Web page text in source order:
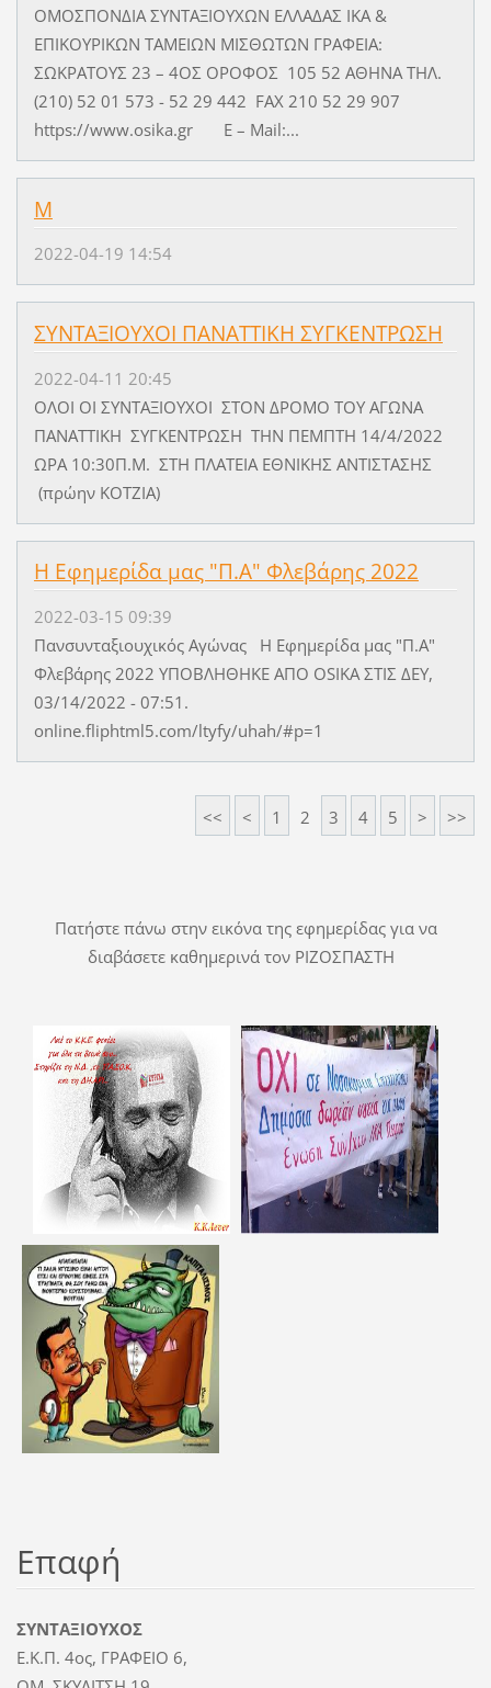
ΟΜΟΣΠΟΝΔΙΑ ΣΥΝΤΑΞΙΟΥΧΩΝ ΕΛΛΑΔΑΣ ΙΚΑ &
ΕΠΙΚΟΥΡΙΚΩΝ ΤΑΜΕΙΩΝ ΜΙΣΘΩΤΩΝ ΓΡΑΦΕΙΑ:
ΣΩΚΡΑΤΟΥΣ 23 – 4ΟΣ ΟΡΟΦΟΣ 105 52 ΑΘΗΝΑ ΤΗΛ.
(210) 52 01 573 - 52 29 442 FAX 210 52 29 907
https://www.osika.gr E – Mail:...
Μ
2022-04-19 14:54
ΣΥΝΤΑΞΙΟΥΧΟΙ ΠΑΝΑΤΤΙΚΗ ΣΥΓΚΕΝΤΡΩΣΗ
2022-04-11 20:45
ΟΛΟΙ ΟΙ ΣΥΝΤΑΞΙΟΥΧΟΙ ΣΤΟΝ ΔΡΟΜΟ ΤΟΥ ΑΓΩΝΑ
ΠΑΝΑΤΤΙΚΗ ΣΥΓΚΕΝΤΡΩΣΗ ΤΗΝ ΠΕΜΠΤΗ 14/4/2022
ΩΡΑ 10:30Π.Μ. ΣΤΗ ΠΛΑΤΕΙΑ ΕΘΝΙΚΗΣ ΑΝΤΙΣΤΑΣΗΣ
(πρώην ΚΟΤΖΙΑ)
Η Εφημερίδα μας "Π.Α" Φλεβάρης 2022
2022-03-15 09:39
Πανσυνταξιουχικός Αγώνας Η Εφημερίδα μας "Π.Α"
Φλεβάρης 2022 ΥΠΟΒΛΗΘΗΚΕ ΑΠΟ OSIKA ΣΤΙΣ ΔΕΥ,
03/14/2022 - 07:51.
online.fliphtml5.com/ltyfy/uhah/#p=1
<< < 1 2 3 4 5 > >>
Πατήστε πάνω στην εικόνα της εφημερίδας για να
διαβάσετε καθημερινά τον ΡΙΖΟΣΠΑΣΤΗ
Επαφή
ΣΥΝΤΑΞΙΟΥΧΟΣ
Ε.Κ.Π. 4ος, ΓΡΑΦΕΙΟ 6,